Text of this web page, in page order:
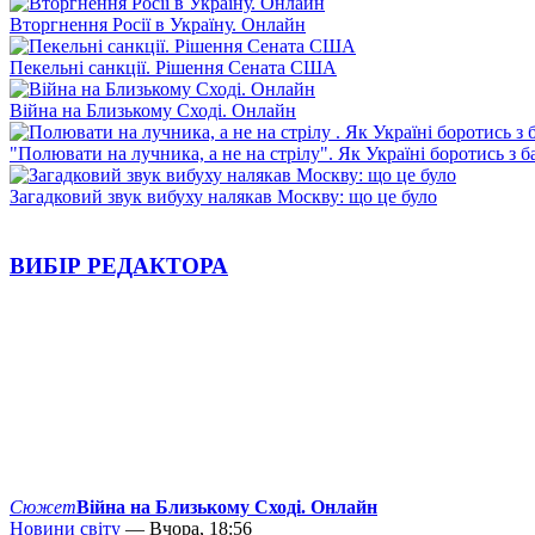
Вторгнення Росії в Україну. Онлайн
Пекельні санкції. Рішення Сената США
Війна на Близькому Сході. Онлайн
"Полювати на лучника, а не на стрілу". Як Україні боротись з
Загадковий звук вибуху налякав Москву: що це було
ВИБІР РЕДАКТОРА
СюжетВійна на Близькому Сході. Онлайн
Новини світу — Вчора, 18:56